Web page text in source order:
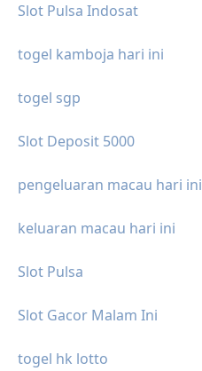
Slot Pulsa Indosat
togel kamboja hari ini
togel sgp
Slot Deposit 5000
pengeluaran macau hari ini
keluaran macau hari ini
Slot Pulsa
Slot Gacor Malam Ini
togel hk lotto